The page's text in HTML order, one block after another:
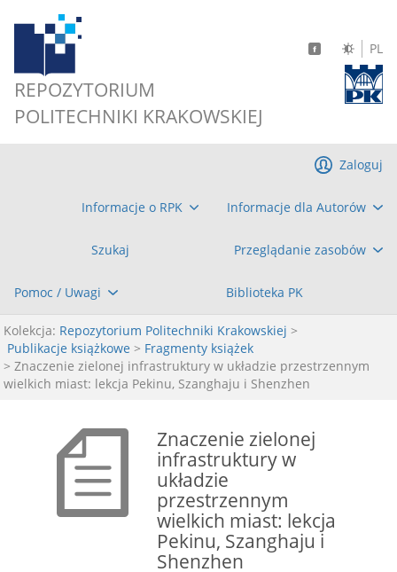
REPOZYTORIUM
POLITECHNIKI KRAKOWSKIEJ
PL
Informacje o RPK Informacje dla Autorów
Szukaj Przeglądanie zasobów
Pomoc / Uwagi Biblioteka PK
Zaloguj
Kolekcja: Repozytorium Politechniki Krakowskiej >
Publikacje książkowe > Fragmenty książek
> Znaczenie zielonej infrastruktury w układzie przestrzennym
wielkich miast: lekcja Pekinu, Szanghaju i Shenzhen
Znaczenie zielonej
infrastruktury w
układzie
przestrzennym
wielkich miast: lekcja
Pekinu, Szanghaju i
Shenzhen